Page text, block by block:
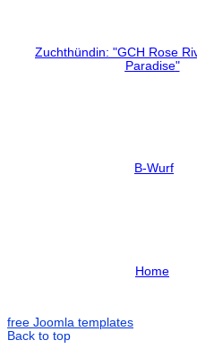
Zuchthündin: "GCH Rose
Paradise"
B-Wurf
Home
free Joomla templates
Back to top